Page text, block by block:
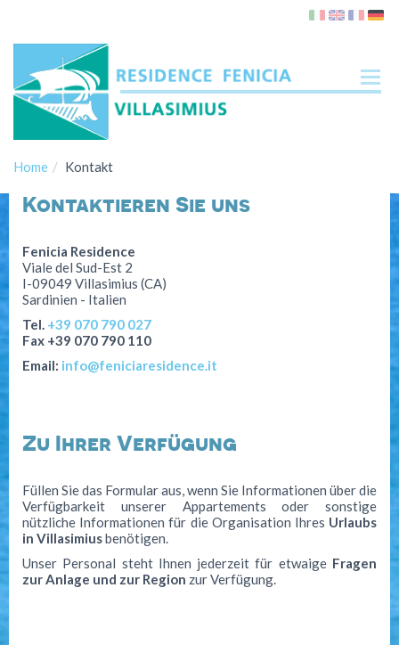
Strand
Strände
Golf
Fähren
Offerte Last Minute
Home Kontakt
Kontaktieren Sie uns
Fenicia Residence
Viale del Sud-Est 2
I-09049 Villasimius (CA)
Sardinien - Italien
Tel. +39 070 790 027
Fax +39 070 790 110
Email: info@feniciaresidence.it
Zu Ihrer Verfügung
Füllen Sie das Formular aus, wenn Sie Informationen über die
Verfügbarkeit unserer Appartements oder sonstige
nützliche Informationen für die Organisation Ihres Urlaubs
in Villasimiusbenötigen.
Unser Personal steht Ihnen jederzeit für etwaige Fragen
zur Anlage und zur Region zur Verfügung.